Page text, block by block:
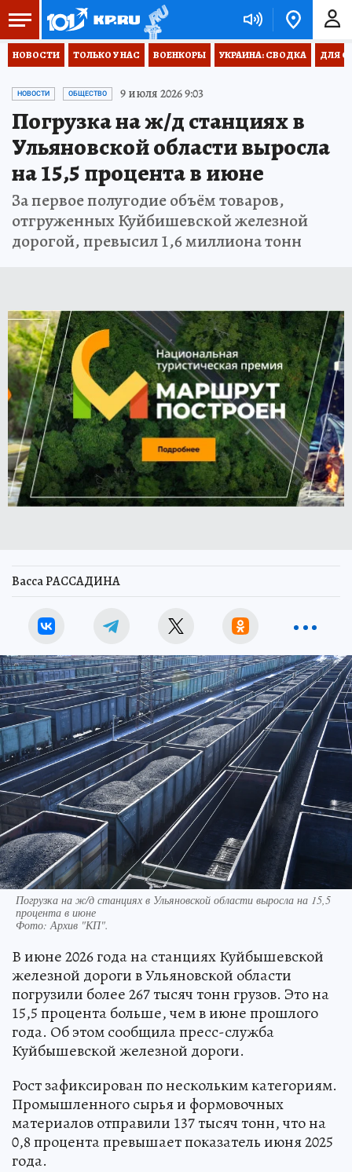
НОВОСТИ ТОЛЬКО У НАС ВОЕНКОРЫ УКРАИНА: СВОДКА ДЛЯ
НОВОСТИ ОБЩЕСТВО 9 июля 2026 9:03
Погрузка на ж/д станциях в
Ульяновской области выросла
на 15,5 процента в июне
За первое полугодие объём товаров,
отгруженных Куйбишевской железной
дорогой, превысил 1,6 миллиона тонн
Васса РАССАДИНА
Погрузка на ж/д станциях в Ульяновской области выросла на 15,5
процента в июне
Фото: Архив "КП".
В июне 2026 года на станциях Куйбышевской
железной дороги в Ульяновской области
погрузили более 267 тысяч тонн грузов. Это на
15,5 процента больше, чем в июне прошлого
года. Об этом сообщила пресс-служба
Куйбышевской железной дороги.
Рост зафиксирован по нескольким категориям.
Промышленного сырья и формовочных
материалов отправили 137 тысяч тонн, что на
0,8 процента превышает показатель июня 2025
года.